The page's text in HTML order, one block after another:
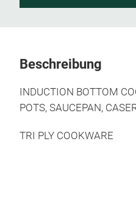
Beschreibung
INDUCTION BOTTOM
POTS, SAUCEPAN,
TRI PLY COOKWARE